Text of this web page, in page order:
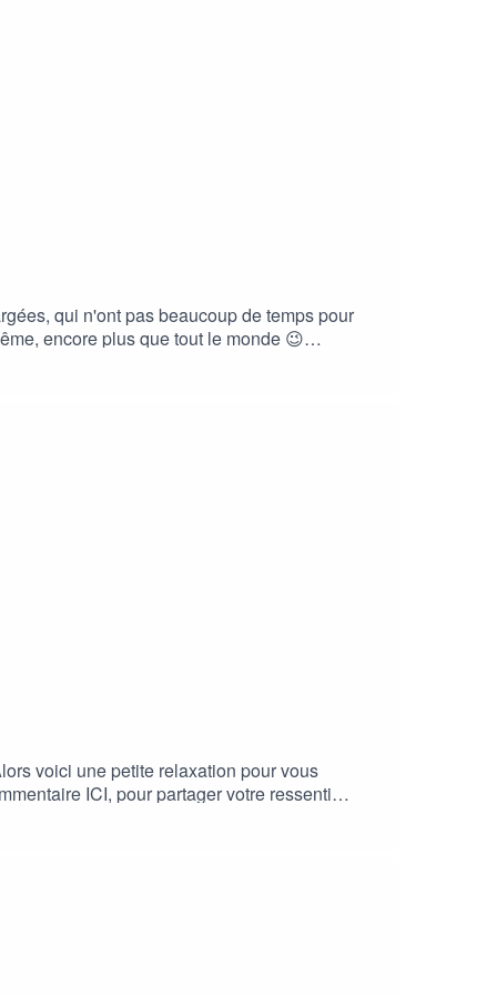
qui n'ont pas beaucoup de temps pour
encore plus que tout le monde 😉
l'accompagnement anti-stress
voici une petite relaxation pour vous
ICI, pour partager votre ressenti
: https://www.dansmabulle-
relaxation.com/accompagnement-anti-